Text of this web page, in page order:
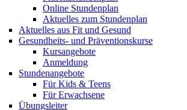
Online Stundenplan
Aktuelles zum Stundenplan
Aktuelles aus Fit und Gesund
Gesundheits- und Präventionskurse
Kursangebote
Anmeldung
Stundenangebote
Für Kids & Teens
Für Erwachsene
Übungsleiter